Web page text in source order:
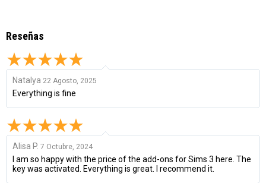
Reseñas
Natalya 22 Agosto, 2025
Everything is fine
Alisa P. 7 Octubre, 2024
I am so happy with the price of the add-ons for Sims 3 here. The
key was activated. Everything is great. I recommend it.